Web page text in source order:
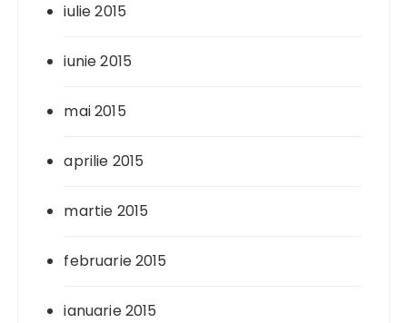
iulie 2015
iunie 2015
mai 2015
aprilie 2015
martie 2015
februarie 2015
ianuarie 2015